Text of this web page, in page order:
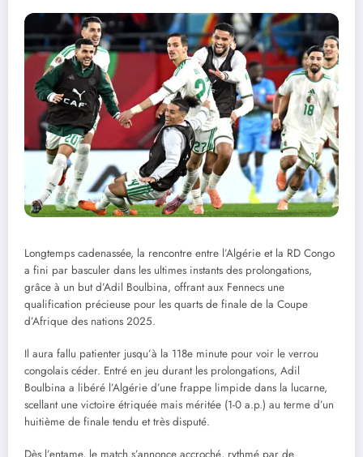
Longtemps cadenassée, la rencontre entre l’Algérie et la RD Congo
a fini par basculer dans les ultimes instants des prolongations,
grâce à un but d’Adil Boulbina, offrant aux Fennecs une
qualification précieuse pour les quarts de finale de la Coupe
d’Afrique des nations 2025.
Il aura fallu patienter jusqu’à la 118e minute pour voir le verrou
congolais céder. Entré en jeu durant les prolongations, Adil
Boulbina a libéré l’Algérie d’une frappe limpide dans la lucarne,
scellant une victoire étriquée mais méritée (1-0 a.p.) au terme d’un
huitième de finale tendu et très disputé.